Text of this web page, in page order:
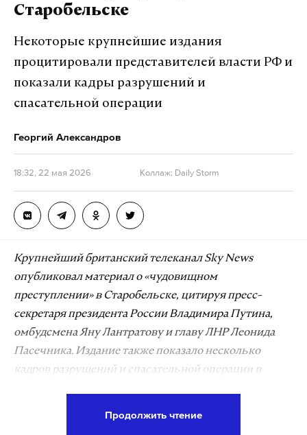
Старобельске
Некоторые крупнейшие издания
процитировали представителей власти РФ и
показали кадры разрушений и
спасательной операции
Георгий Александров
18:32, 22 мая 2026 Коллаж: Daily Storm
Крупнейший британский телеканал Sky News
опубликовал материал о «чудовищном
преступлении» в Старобельске, цитируя пресс-
секретаря президента России Владимира Путина,
омбудсмена Яну Лантратову и главу ЛНР Леонида
Пасечника. Издание также показало несколько
кадров разрушений и спасательной операции в
Продолжить чтение